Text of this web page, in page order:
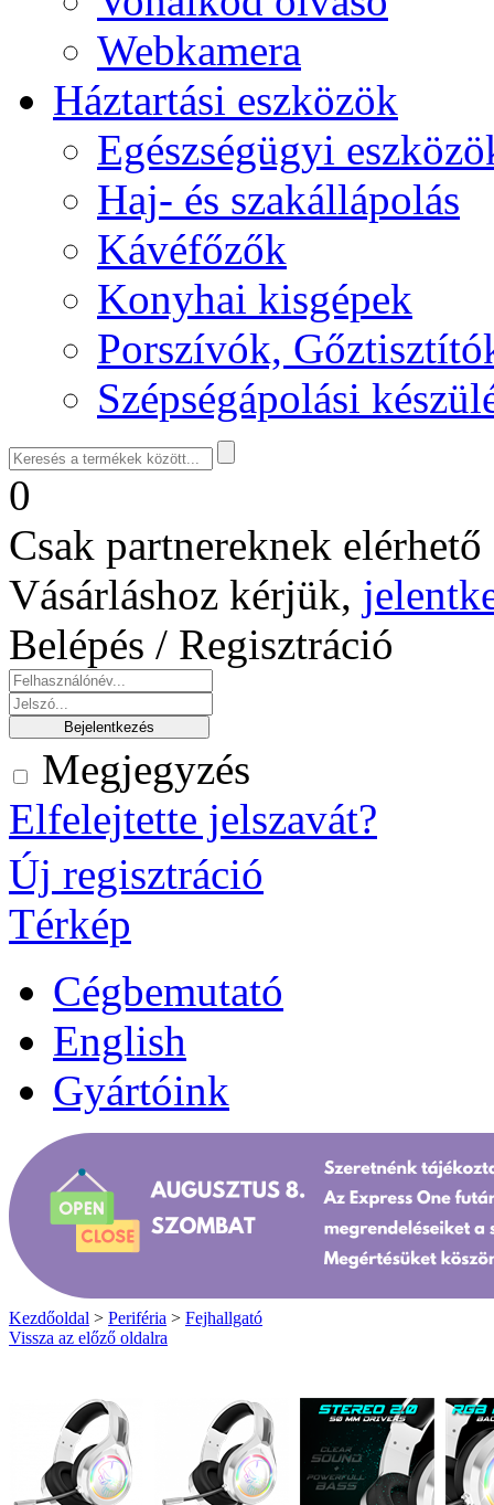
Webkamera
Háztartási eszközök
Egészségügyi
Haj- és szakállápolás
Kávéfőzők
Konyhai kisgépek
Porszívók,
Szépségápolási
0
Csak partnereknek
Vásárláshoz kérjük,
Belépés / Regisztráció
Megjegyzés
Elfelejtette jelszavát?
Új regisztráció
Térkép
Cégbemutató
English
Gyártóink
Kezdőoldal > Periféria > Fejhallgató
Vissza az előző oldalra